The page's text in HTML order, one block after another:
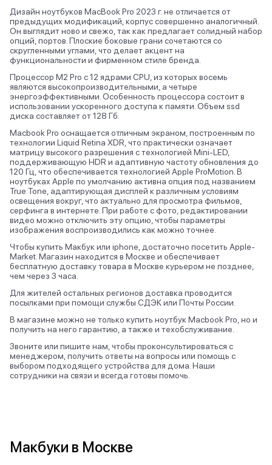
Дизайн ноутбуков MacBook Pro 2023 г. не отличается от
предыдущих модификаций, корпус совершенно аналогичный.
Он выглядит ново и свежо, так как предлагает солидный набор
опций, портов. Плоские боковые грани сочетаются со
скругленными углами, что делает акцент на
функциональности и фирменном стиле бренда.
Процессор M2 Pro с 12 ядрами CPU, из которых восемь
являются высокопроизводительными, а четыре
энергоэффективными. Особенность процессора состоит в
использовании ускоренного доступа к памяти. Объем ssd
диска составляет от 128 Гб.
Macbook Pro оснащается отличным экраном, построенным по
технологии Liquid Retina XDR, что практически означает
матрицу высокого разрешения с технологией Mini-LED,
поддерживающую HDR и адаптивную частоту обновления до
120 Гц, что обеспечивается технологией Apple ProMotion. В
ноутбуках Apple по умолчанию активна опция под названием
True Tone, адаптирующая дисплей к различным условиям
освещения вокруг, что актуально для просмотра фильмов,
серфинга в интернете. При работе с фото, редактировании
видео можно отключить эту опцию, чтобы параметры
изображения воспроизводились как можно точнее.
Чтобы купить Макбук или iphone, достаточно посетить Apple-
Market. Магазин находится в Москве и обеспечивает
бесплатную доставку товара в Москве курьером не позднее,
чем через 3 часа.
Для жителей остальных регионов доставка проводится
посылками при помощи службы СДЭК или Почты России.
В магазине можно не только купить ноутбук Macbook Pro, но и
получить на него гарантию, а также и техобслуживание.
Звоните или пишите нам, чтобы проконсультироваться с
менеджером, получить ответы на вопросы или помощь с
выбором подходящего устройства для дома. Наши
сотрудники на связи и всегда готовы помочь.
Макбуки в Москве